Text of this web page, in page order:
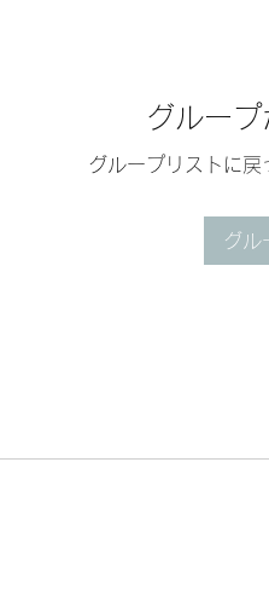
グルー
グループリストに
グル